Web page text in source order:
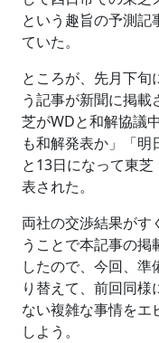
という趣旨の予測記
ていた。
ところが、先月下
う記事が新聞に掲
芝がWDと和解協議
も和解発表か」「
と13日になって東
表された。
両社の交渉結果がす
うことで本記事の
したので、今回、
り替えて、前回同
ない複雑な事情をエ
しよう。